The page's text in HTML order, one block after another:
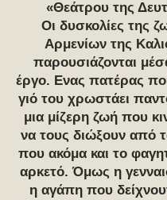
«Θεάτρου της
Οι δυσκολίες της
Αρμενίων της
παρουσιάζονται
έργο. Ενας πατέρας
γιό του χρωστάει
μια μίζερη ζωή που
να τους διώξουν από
που ακόμα και το
αρκετό. Όμως η
η αγάπη που